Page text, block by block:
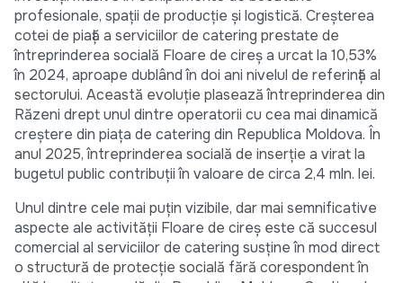
profesionale, spații de producție și logistică. Creșterea
cotei de piață a serviciilor de catering prestate de
întreprinderea socială Floare de cireș a urcat la 10,53%
în 2024, aproape dublând în doi ani nivelul de referință al
sectorului. Această evoluție plasează întreprinderea din
Răzeni drept unul dintre operatorii cu cea mai dinamică
creștere din piața de catering din Republica Moldova. În
anul 2025, întreprinderea socială de inserție a virat la
bugetul public contribuții în valoare de circa 2,4 mln. lei.
Unul dintre cele mai puțin vizibile, dar mai semnificative
aspecte ale activității Floare de cireș este că succesul
comercial al serviciilor de catering susține în mod direct
o structură de protecție socială fără corespondent în